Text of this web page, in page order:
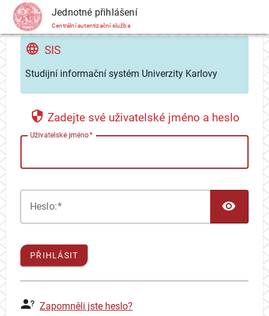
CAS Jednotné přihlášení
Centrální autentizační služba
SIS
Studijní informační systém Univerzity Karlovy
Zadejte své uživatelské jméno a heslo
Uživatelské jméno
Heslo:
PŘIHLÁSIT
Zapomněli jste heslo?